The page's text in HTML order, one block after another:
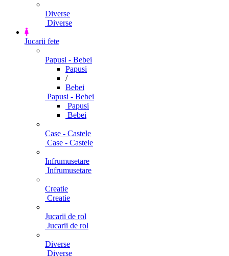
Diverse
Diverse
Jucarii fete
Papusi - Bebei
Papusi
/
Bebei
Papusi - Bebei
Papusi
Bebei
Case - Castele
Case - Castele
Infrumusetare
Infrumusetare
Creatie
Creatie
Jucarii de rol
Jucarii de rol
Diverse
Diverse